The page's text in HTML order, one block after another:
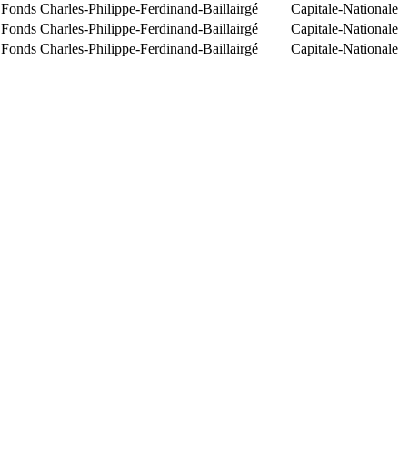
Fonds Charles-Philippe-Ferdinand-Baillairgé Capitale-Nationale
Fonds Charles-Philippe-Ferdinand-Baillairgé Capitale-Nationale
Fonds Charles-Philippe-Ferdinand-Baillairgé Capitale-Nationale